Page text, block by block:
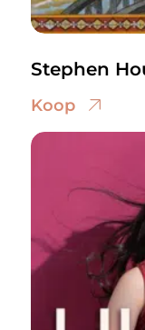
Stephen
Koop